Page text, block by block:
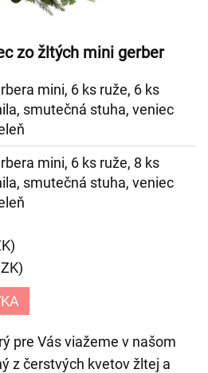
zo žltých mini gerber
mini, 6 ks ruže, 6 ks
smutečná stuha, veniec
mini, 6 ks ruže, 8 ks
smutečná stuha, veniec
pre Vás viažeme v našom
z čerstvých kvetov žltej a